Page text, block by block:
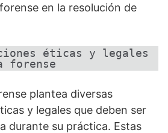
en la resolución de
éticas y legales
forense
plantea diversas
y legales que deben ser
durante su práctica. Estas